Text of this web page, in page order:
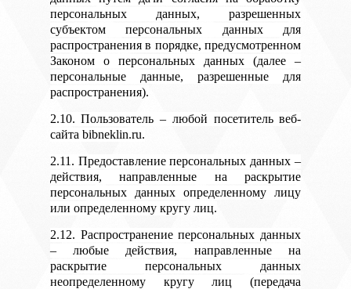
персональных данных, разрешенных
субъектом персональных данных для
распространения в порядке, предусмотренном
Законом о персональных данных (далее –
персональные данные, разрешенные для
распространения).
2.10. Пользователь – любой посетитель веб-
сайта bibneklin.ru.
2.11. Предоставление персональных данных –
действия, направленные на раскрытие
персональных данных определенному лицу
или определенному кругу лиц.
2.12. Распространение персональных данных
– любые действия, направленные на
раскрытие персональных данных
неопределенному кругу лиц (передача